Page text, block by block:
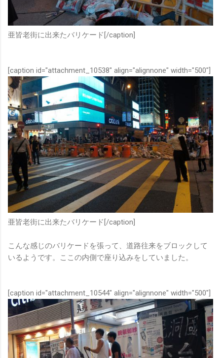
亜皆老街に出来たバリケード[/caption]
[caption id="attachment_10538" align="alignnone" width="500"]
亜皆老街に出来たバリケード[/caption]
こんな感じのバリケードを張って、道路往来をブロックして
いるようです。ここの内側で座り込みをしていました。
[caption id="attachment_10544" align="alignnone" width="500"]